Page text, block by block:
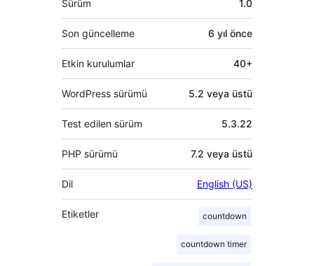
Sürüm 1.0
Son güncelleme 6 yıl önce
Etkin kurulumlar 40+
WordPress sürümü 5.2 veya üstü
Test edilen sürüm 5.3.22
PHP sürümü 7.2 veya üstü
Dil English (US)
Etiketler countdown
countdown timer